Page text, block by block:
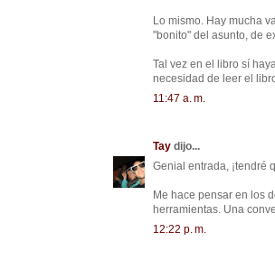
Lo mismo. Hay mucha
"bonito" del asunto, de
Tal vez en el libro sí
necesidad de leer el
11:47 a. m.
Tay dijo...
Genial entrada, ¡tendré
Me hace pensar en los
herramientas. Una
12:22 p. m.